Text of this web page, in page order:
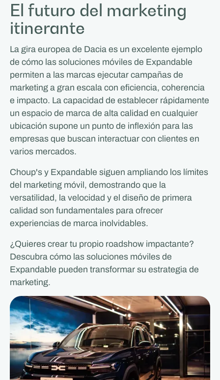
El futuro del marketing
itinerante
La gira europea de Dacia es un excelente ejemplo
de cómo las soluciones móviles de Expandable
permiten a las marcas ejecutar campañas de
marketing a gran escala con eficiencia, coherencia
e impacto. La capacidad de establecer rápidamente
un espacio de marca de alta calidad en cualquier
ubicación supone un punto de inflexión para las
empresas que buscan interactuar con clientes en
varios mercados.
Choup's y Expandable siguen ampliando los límites
del marketing móvil, demostrando que la
versatilidad, la velocidad y el diseño de primera
calidad son fundamentales para ofrecer
experiencias de marca inolvidables.
¿Quieres crear tu propio roadshow impactante?
Descubra cómo las soluciones móviles de
Expandable pueden transformar su estrategia de
marketing.